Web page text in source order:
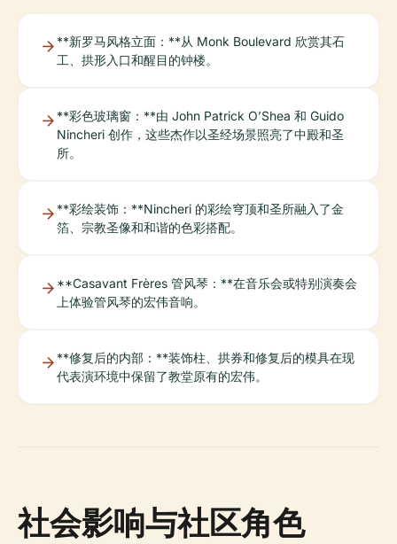
**新罗马风格立面：**从 Monk Boulevard 欣赏其石
工、拱形入口和醒目的钟楼。
**彩色玻璃窗：**由 John Patrick O’Shea 和 Guido
Nincheri 创作，这些杰作以圣经场景照亮了中殿和圣
所。
**彩绘装饰：**Nincheri 的彩绘穹顶和圣所融入了金
箔、宗教圣像和和谐的色彩搭配。
**Casavant Frères 管风琴：**在音乐会或特别演奏会
上体验管风琴的宏伟音响。
**修复后的内部：**装饰柱、拱券和修复后的模具在现
代表演环境中保留了教堂原有的宏伟。
社会影响与社区角色